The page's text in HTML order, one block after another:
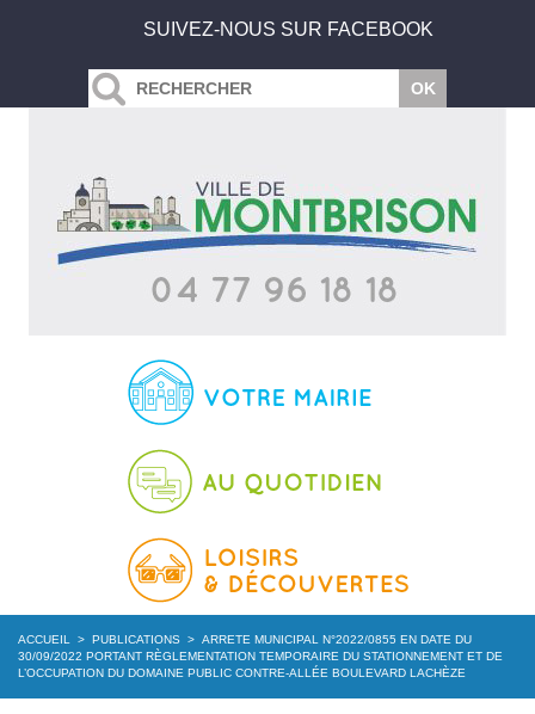
SUIVEZ-NOUS SUR FACEBOOK
ACCUEIL > PUBLICATIONS > ARRETE MUNICIPAL N°2022/0855 EN DATE DU
30/09/2022 PORTANT RÈGLEMENTATION TEMPORAIRE DU STATIONNEMENT ET DE
L’OCCUPATION DU DOMAINE PUBLIC CONTRE-ALLÉE BOULEVARD LACHÈZE